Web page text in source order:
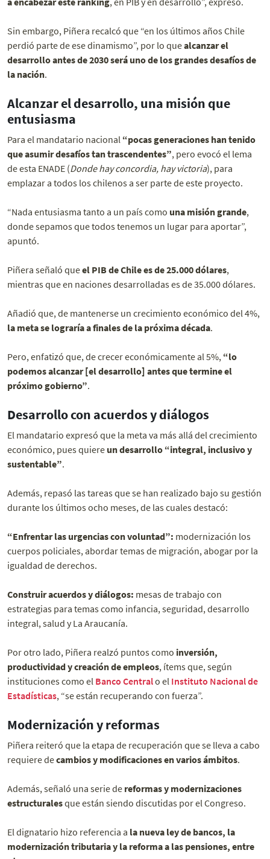
Sin embargo, Piñera recalcó que “en los últimos años Chile
perdió parte de ese dinamismo”, por lo quealcanzar el
desarrollo antes de 2030 será uno de los grandes desafíos de
la nación.
Alcanzar el desarrollo, una misión que
entusiasma
Para el mandatario nacional “pocas generaciones han tenido
que asumir desafíos tan trascendentes”, pero evocó el lema
de esta ENADE (Donde hay concordia, hay victoria), para
emplazar a todos los chilenos a ser parte de este proyecto.
“Nada entusiasma tanto a un país como una misión grande,
donde sepamos que todos tenemos un lugar para aportar”,
apuntó.
Piñera señaló queel PIB de Chile es de 25.000 dólares,
mientras que en naciones desarrolladas es de 35.000 dólares.
Añadió que, de mantenerse un crecimiento económico del 4%,
la meta se lograría a finales de la próxima década.
Pero, enfatizó que, de crecer económicamente al 5%, “lo
podemos alcanzar [el desarrollo] antes que termine el
próximo gobierno”.
Desarrollo con acuerdos y diálogos
El mandatario expresó que la meta va más allá del crecimiento
económico, pues quiere un desarrollo “integral, inclusivo y
sustentable”.
Además, repasó las tareas que se han realizado bajo su gestión
durante los últimos ocho meses, de las cuales destacó:
“Enfrentar las urgencias con voluntad”: modernización los
cuerpos policiales, abordar temas de migración, abogar por la
igualdad de derechos.
Construir acuerdos y diálogos: mesas de trabajo con
estrategias para temas como infancia, seguridad, desarrollo
integral, salud y La Araucanía.
Por otro lado, Piñera realzó puntos como inversión,
productividad y creación de empleos, ítems que, según
instituciones como el Banco Centralo el Instituto Nacional de
Estadísticas, “se están recuperando con fuerza”.
Modernización y reformas
Piñera reiteró que la etapa de recuperación que se lleva a cabo
requiere decambios y modificaciones en varios ámbitos.
Además, señaló una serie de reformas y modernizaciones
estructuralesque están siendo discutidas por el Congreso.
El dignatario hizo referencia a la nueva ley de bancos, la
modernización tributaria y la reforma a las pensiones, entre